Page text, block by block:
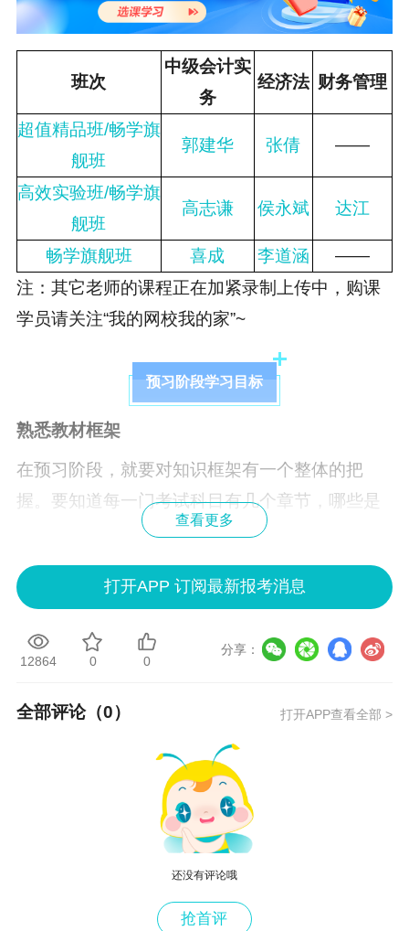
班次
中级会计实
务
经济法 财务管理
超值精品班/畅学旗
舰班
郭建华 张倩 ——
高效实验班/畅学旗
舰班
高志谦 侯永斌 达江
畅学旗舰班 喜成 李道涵
——
注：其它老师的课程正在加紧录制上传中，购课
学员请关注“我的网校我的家”~
预习阶段学习目标
熟悉教材框架
在预习阶段，就要对知识框架有一个整体的把
握。要知道每一门考试科目有几个章节，哪些是
重点章节、哪些是难点章节，并在学习过程中有
意识地多花一些时间在重难点章节的学习上。20
25年新教材公布前，可以先用2024年教材学习。
理解重点知识
中级会计职称预习阶段的学习不能仅仅停留在阅
读一遍或两遍教材就可以了，预习阶段阶段的学
有一个清楚的理解，以便在后期基础阶段的学习
中提高学习效率。不要想着什么都放在基础学习
阶段去掌握，基础学习阶段你可能需要一下子接
受很多的考点，在预习阶段早解决一个，学基础
查看更多
打开APP 订阅最新报考消息
12864 0 0
分享：
全部评论（0） 打开APP查看全部 >
还没有评论哦
抢首评